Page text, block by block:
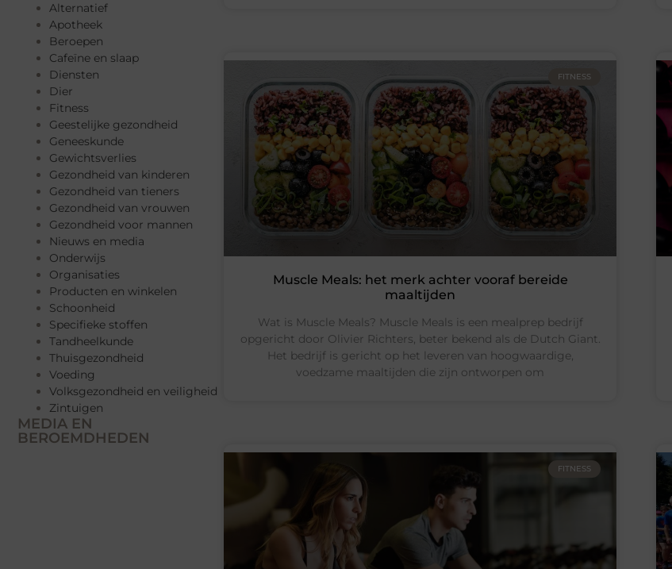
Alternatief
Apotheek
Beroepen
Cafeïne en slaap
Diensten
Dier
Fitness
Geestelijke gezondheid
Geneeskunde
Gewichtsverlies
Gezondheid van kinderen
Gezondheid van tieners
Gezondheid van vrouwen
Gezondheid voor mannen
Nieuws en media
Onderwijs
Organisaties
Producten en winkelen
Schoonheid
Specifieke stoffen
Tandheelkunde
Thuisgezondheid
Voeding
Volksgezondheid en veiligheid
Zintuigen
MEDIA EN
BEROEMDHEDEN
FITNESS
Muscle Meals: het merk achter vooraf bereide
maaltijden
Wat is Muscle Meals? Muscle Meals is een mealprep bedrijf
opgericht door Olivier Richters, beter bekend als de Dutch Giant.
Het bedrijf is gericht op het leveren van hoogwaardige,
voedzame maaltijden die zijn ontworpen om
FITNESS